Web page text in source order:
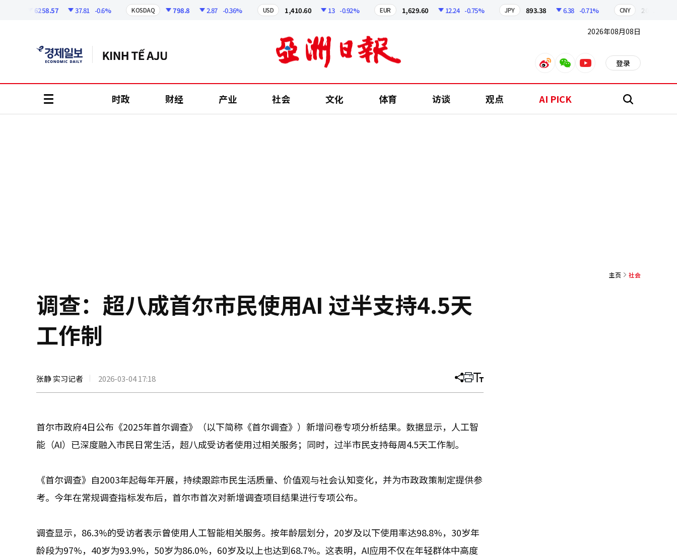
6258.57 37.81 -0.6% KOSDAQ 798.8 2.87 -0.36% USD 1,410.60 13 -0.92% EUR 1,629.60 12.24 -0.75% JPY 893.38 6.38 -0.71% CNY 209.17
2026年08月08日
weiboweixinyoutube 登录
时政 财经 产业 社会 文化 体育 访谈 观点 AI PICK 搜
主页 社会
调查：超八成首尔市民使用AI 过半支持4.5天
工作制
张静 实习记者 2026-03-04 17:18 分
文
打 调
大
首尔市政府4日公布《2025年首尔调查》（以下简称《首尔调查》）新增问卷专项分析结果。数据显示，人工智
能（AI）已深度融入市民日常生活，超八成受访者使用过相关服务；同时，过半市民支持每周4.5天工作制。
《首尔调查》自2003年起每年开展，持续跟踪市民生活质量、价值观与社会认知变化，并为市政政策制定提供参
考。今年在常规调查指标发布后，首尔市首次对新增调查项目结果进行专项公布。
调查显示，86.3%的受访者表示曾使用人工智能相关服务。按年龄层划分，20岁及以下使用率达98.8%，30岁年
龄段为97%，40岁为93.9%，50岁为86.0%，60岁及以上也达到68.7%。这表明，AI应用不仅在年轻群体中高度